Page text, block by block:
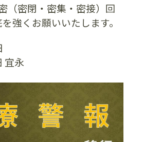
（密閉・密集・密接）回
強くお願いいたします。
永